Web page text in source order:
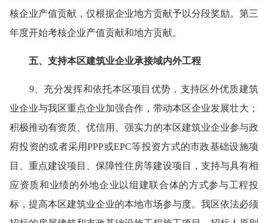
核企业产值贡献，仅根据企业地方贡献予以分段奖励。第三
年度开始考核企业产值贡献和地方贡献。
五、支持本区建筑业企业承接域内外工程
9、充分发挥和依托本区项目优势，支持区外优质建筑
业企业与我区重点企业加强合作，带动本区企业发展壮大；
积极推动有资质、优信用、强实力的本区建筑业企业参与政
府投资的或者采用PPP或EPC等投资方式的市政基础设施项
目、重点建设项目、保障性住房等建设项目，支持与具有相
应资质和业绩的外地企业以组建联合体的方式参与工程投
标，提高本区建筑业企业的本地市场参与度。我区依法必须